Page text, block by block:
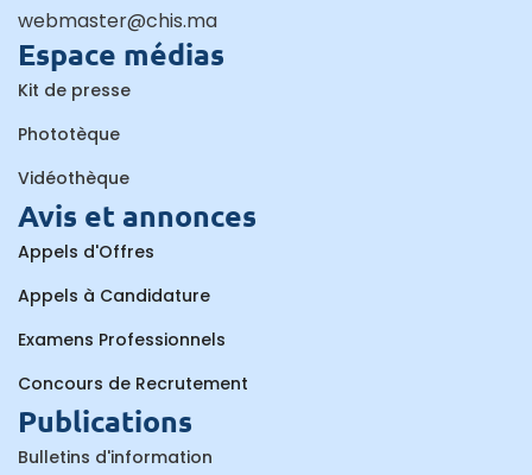
webmaster@chis.ma
Espace médias
Kit de presse
Phototèque
Vidéothèque
Avis et annonces
Appels d'Offres
Appels à Candidature
Examens Professionnels
Concours de Recrutement
Publications
Bulletins d'information